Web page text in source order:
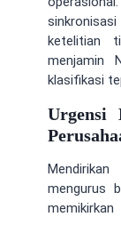
ketelitian
menjamin
klasifikasi
Urgensi
mengurus